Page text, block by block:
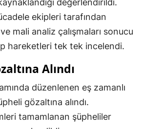
ekipleri tarafından
mali analiz çalışmaları sonucu
hareketleri tek tek incelendi.
Alındı
düzenlenen eş zamanlı
gözaltına alındı.
tamamlanan şüpheliler